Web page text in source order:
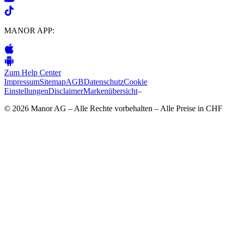
MANOR APP:
Zum Help Center
ImpressumSitemapAGBDatenschutzCookie
EinstellungenDisclaimerMarkenübersicht–
© 2026 Manor AG – Alle Rechte vorbehalten – Alle Preise in CHF